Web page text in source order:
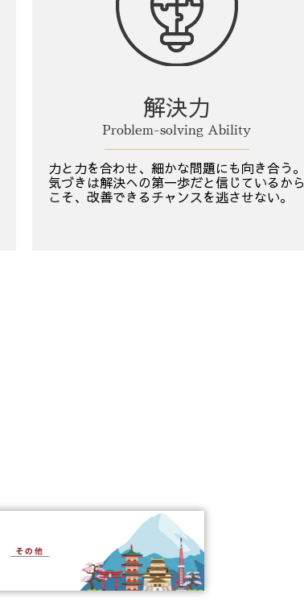
解決力
Problem-solving Ability
力と力を合わせ、細かな問題にも向き合う。
気づきは解決への第一歩だと信じているから
こそ、改善できるチャンスを逃させない。